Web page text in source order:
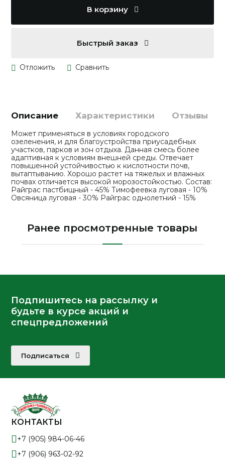
В корзину
Быстрый заказ
Описание Характеристики Отзывы
Может применяться в условиях городского
озеленения, и для благоустройства приусадебных
участков, парков и зон отдыха. Данная смесь более
адаптивная к условиям внешней среды. Отвечает
повышенной устойчивостью к кислотности почв,
вытаптыванию. Хорошо растет на тяжелых и влажных
почвах отличается высокой морозостойкостью. Состав:
Райграс пастбищный - 45% Тимофеевка луговая - 10%
Овсяница луговая - 30% Райграс однолетний - 15%
Ранее просмотренные товары
Подпишитесь на рассылку и
будьте в курсе акций и
спецпредложений
Подписаться
КОНТАКТЫ
+7 (905) 984-06-46
+7 (906) 963-02-92